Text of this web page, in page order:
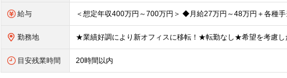
給与
勤務地
目安残業時間 20時間以内